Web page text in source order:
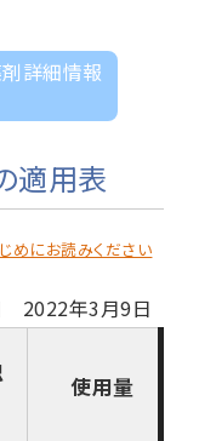
剤詳細情報
適用表
めにお読みください
2022年3月9日
使用量